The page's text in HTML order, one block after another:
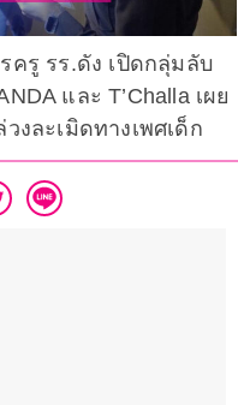
ครู รร.ดัง เปิดกลุ่มลับ
และ T’Challa เผย
งละเมิดทางเพศเด็ก